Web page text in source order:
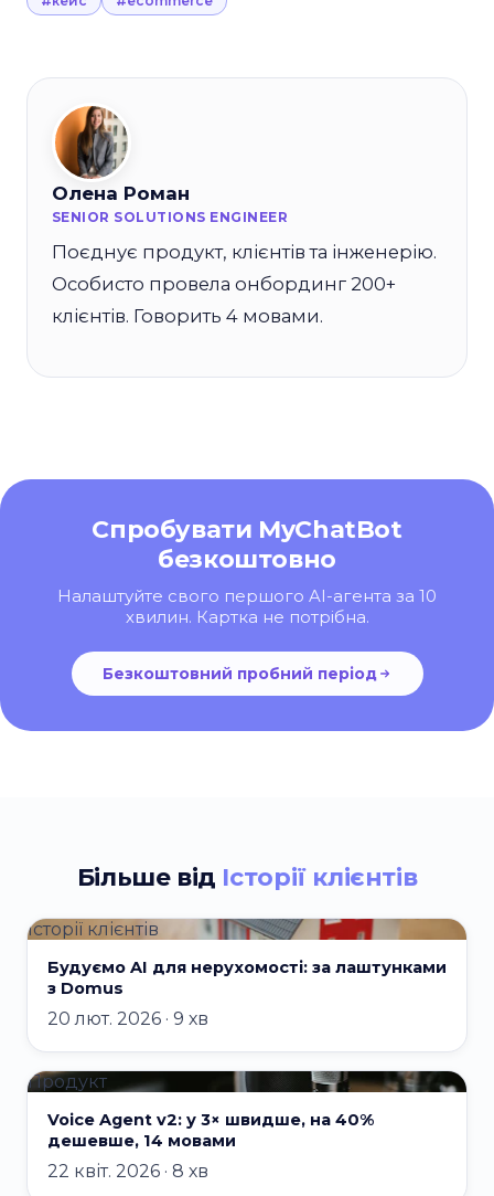
Олена Роман
SENIOR SOLUTIONS ENGINEER
Поєднує продукт, клієнтів та інженерію.
Особисто провела онбординг 200+
клієнтів. Говорить 4 мовами.
Спробувати MyChatBot
безкоштовно
Налаштуйте свого першого AI-агента за 10
хвилин. Картка не потрібна.
Безкоштовний пробний період
Більше від Історії клієнтів
Історії клієнтів
Будуємо AI для нерухомості: за лаштунками
з Domus
20 лют. 2026 · 9 хв
Продукт
Voice Agent v2: у 3× швидше, на 40%
дешевше, 14 мовами
22 квіт. 2026 · 8 хв